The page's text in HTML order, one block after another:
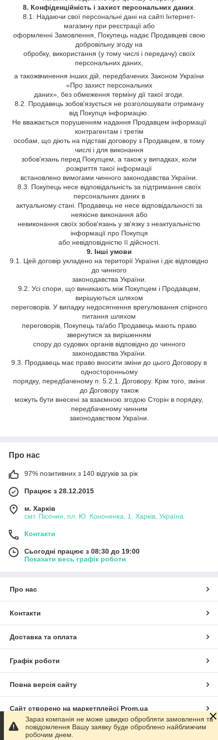
8. Конфіденційність і захист персональних даних.
8.1. Надаючи свої персональні дані на сайті Інтернет-
магазину при реєстрації або
оформленні Замовлення, Покупець надає Продавцеві свою
добровільну згоду на
обробку, використання (у тому числі і передачу) своїх
персональних даних,
а такожвчинення інших дій, передбачених Законом України
«Про захист персональних
даних», без обмеження терміну дії такої згоди.
8.2. Продавець зобов'язується не розголошувати отриману
від Покупця інформацію.
Не вважається порушенням надання Продавцем інформації
контрагентам і третім
особам, що діють на підставі договору з Продавцем, в тому
числі і для виконання
зобов'язань перед Покупцем, а також у випадках, коли
розкриття такої інформації
встановлено вимогами чинного законодавства України.
8.3. Покупець несе відповідальність за підтримання своїх
персональних даних в
актуальному стані. Продавець не несе відповідальності за
неякісне виконання або
невиконання своїх зобов'язань у зв'язку з неактуальністю
інформації про Покупця
або невідповідністю її дійсності.
9. Інші умови
9.1. Цей договір укладено на території України і діє відповідно
до чинного
законодавства України.
9.2. Усі спори, що виникають між Покупцем і Продавцем,
вирішуються шляхом
переговорів. У випадку недосягнення врегулювання спірного
питання шляхом
переговорів, Покупець та/або Продавець мають право
звернутися за вирішенням
спору до судових органів відповідно до чинного
законодавства України.
9.3. Продавець має право вносити зміни до цього Договору в
односторонньому
порядку, передбаченому п. 5.2.1. Договору. Крім того, зміни
до Договору також
можуть бути внесені за взаємною згодою Сторін в порядку,
передбаченому чинним
законодавством України.
Про нас
97% позитивних з 140 відгуків за рік
Працює з 28.12.2015
м. Харків
смт. Пісочин, пл. Ю. Кононенка, 1, Харків, Україна
Контакти
Сьогодні працює з 08:30 до 19:00
Показати весь графік роботи
Про нас
Контакти
Доставка та оплата
Графік роботи
Повна версія сайту
Сайт створено на маркетплейсі Prom.ua
Політика конфіденційності
Зараз компанія не може швидко обробляти замовлення та
повідомлення Вашу заявку буде оброблено найближчим
робочим днем.